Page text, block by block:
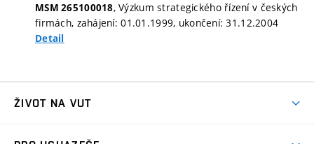
MSM 265100018, Výzkum strategického řízení v českých
firmách, zahájení: 01.01.1999, ukončení: 31.12.2004
Detail
ŽIVOT NA VUT